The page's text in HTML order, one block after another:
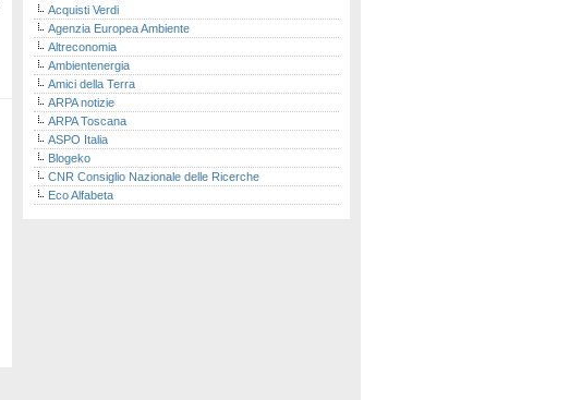
Acquisti Verdi
Agenzia Europea Ambiente
Altreconomia
Ambientenergia
Amici della Terra
ARPA notizie
ARPA Toscana
ASPO Italia
Blogeko
CNR Consiglio Nazionale delle Ricerche
Eco Alfabeta